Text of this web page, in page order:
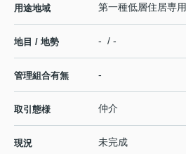
用途地域 第一種低層住居専用
地目 / 地勢 - / -
管理組合有無 -
取引態様 仲介
現況 未完成